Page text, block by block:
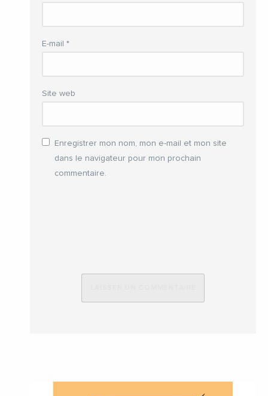
E-mail *
Site web
Enregistrer mon nom, mon e-mail et mon site
dans le navigateur pour mon prochain
commentaire.